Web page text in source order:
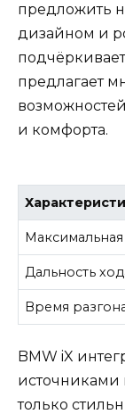
предложить
дизайном и
предлагает
и комфорта.
Дальность
Время
BMW iX
источниками
только